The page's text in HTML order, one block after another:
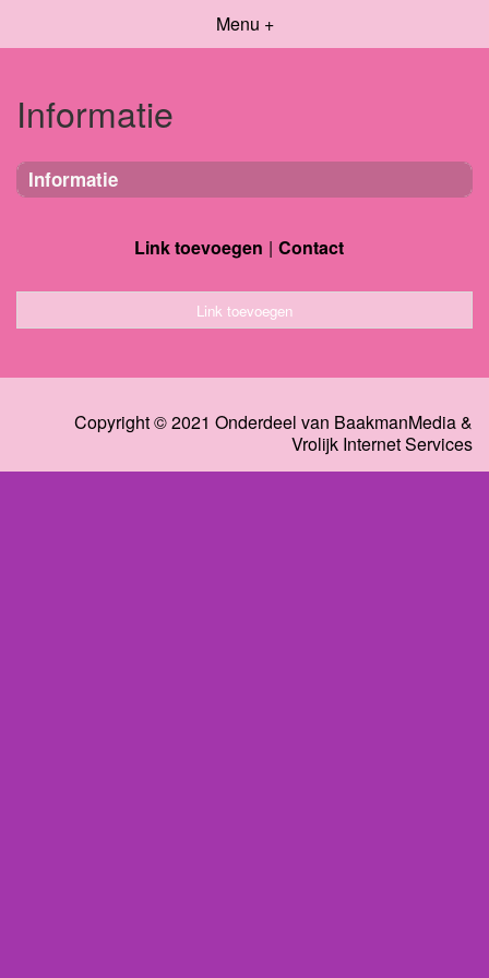
Menu +
Informatie
Informatie
Link toevoegen Contact
Link toevoegen
Copyright © 2021 Onderdeel van BaakmanMedia&
Vrolijk Internet Services